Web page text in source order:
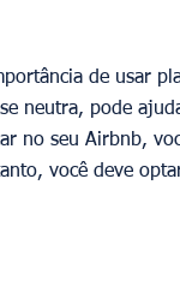
de usar
neutra, pode
no seu Airbnb,
você deve